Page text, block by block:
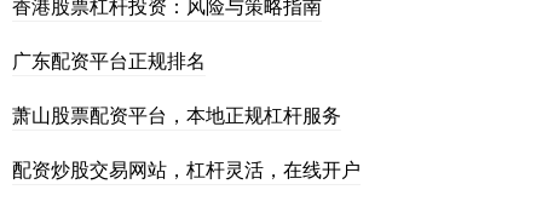
广东配资平台正规排名
萧山股票配资平台，本地正规杠杆服务
配资炒股交易网站，杠杆灵活，在线开户